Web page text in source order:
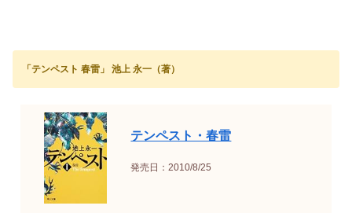
「テンペスト 春雷」 池上 永一（著）
テンペスト・春雷
発売日：2010/8/25